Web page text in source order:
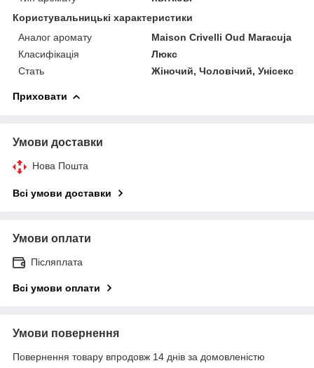
Користувальницькі характеристики
Аналог аромату
Maison Crivelli Oud Maracuja
Класифікація
Люкс
Стать
Жіночий, Чоловічий, Унісекс
Приховати
Умови доставки
Нова Пошта
Всі умови доставки
Умови оплати
Післяплата
Всі умови оплати
Умови повернення
Повернення товару впродовж 14 днів за домовленістю